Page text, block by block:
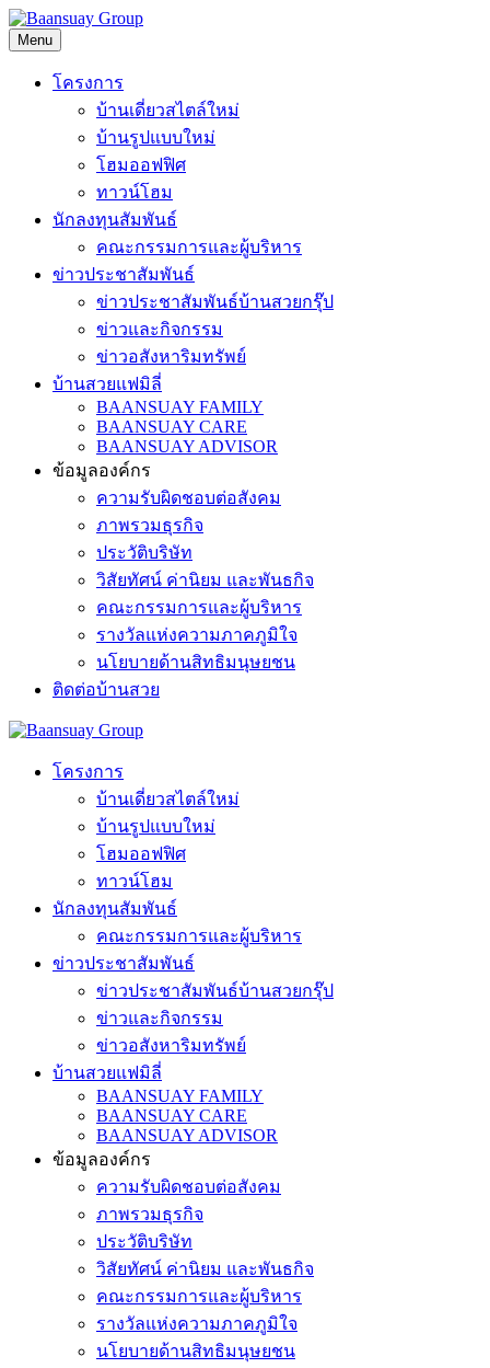
Skip
to
content
Menu
โครงการ
บ้านเดี่ยวสไตล์ใหม่
บ้านรูปแบบใหม่
โฮมออฟฟิศ
ทาวน์โฮม
นักลงทุนสัมพันธ์
คณะกรรมการและผู้บริหาร
ข่าวประชาสัมพันธ์
ข่าวประชาสัมพันธ์บ้านสวยกรุ๊ป
ข่าวและกิจกรรม
ข่าวอสังหาริมทรัพย์
บ้านสวยแฟมิลี่
BAANSUAY FAMILY
BAANSUAY CARE
BAANSUAY ADVISOR
ข้อมูลองค์กร
ความรับผิดชอบต่อสังคม
ภาพรวมธุรกิจ
ประวัติบริษัท
วิสัยทัศน์ ค่านิยม และพันธกิจ
คณะกรรมการและผู้บริหาร
รางวัลแห่งความภาคภูมิใจ
นโยบายด้านสิทธิมนุษยชน
ติดต่อบ้านสวย
โครงการ
บ้านเดี่ยวสไตล์ใหม่
บ้านรูปแบบใหม่
โฮมออฟฟิศ
ทาวน์โฮม
นักลงทุนสัมพันธ์
คณะกรรมการและผู้บริหาร
ข่าวประชาสัมพันธ์
ข่าวประชาสัมพันธ์บ้านสวยกรุ๊ป
ข่าวและกิจกรรม
ข่าวอสังหาริมทรัพย์
บ้านสวยแฟมิลี่
BAANSUAY FAMILY
BAANSUAY CARE
BAANSUAY ADVISOR
ข้อมูลองค์กร
ความรับผิดชอบต่อสังคม
ภาพรวมธุรกิจ
ประวัติบริษัท
วิสัยทัศน์ ค่านิยม และพันธกิจ
คณะกรรมการและผู้บริหาร
รางวัลแห่งความภาคภูมิใจ
นโยบายด้านสิทธิมนุษยชน